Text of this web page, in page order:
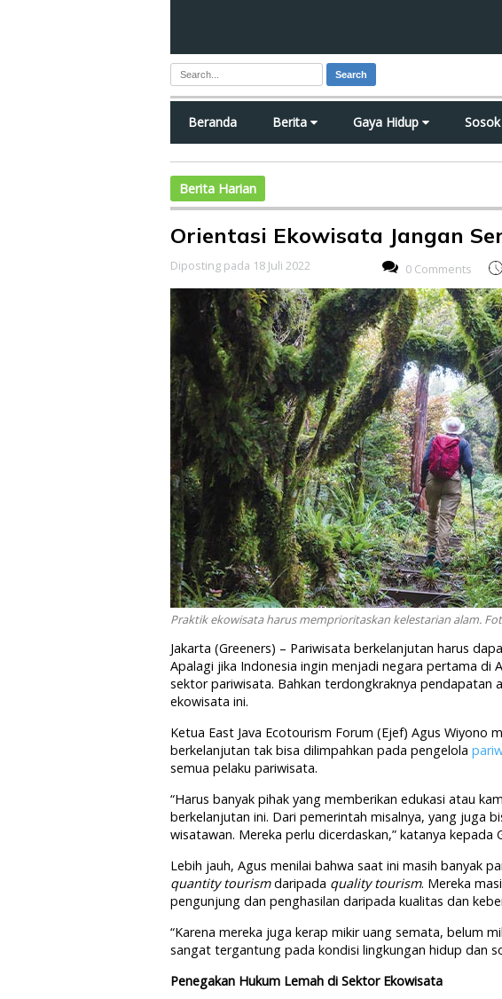
Search
Beranda Berita Gaya Hidup
Berita Harian
Orientasi Ekowisata Jangan
Diposting pada 18 Juli 2022 0 Comments
Praktik ekowisata harus memprioritaskan kelestarian alam.
Jakarta (Greeners) – Pariwisata berkelanjutan harus
Apalagi jika Indonesia ingin menjadi negara pertama di
sektor pariwisata. Bahkan terdongkraknya pendapatan
ekowisata ini.
Ketua East Java Ecotourism Forum (Ejef) Agus Wiyono
berkelanjutan tak bisa dilimpahkan pada pengelola
semua pelaku pariwisata.
“Harus banyak pihak yang memberikan edukasi atau
berkelanjutan ini. Dari pemerintah misalnya, yang juga
wisatawan. Mereka perlu dicerdaskan,” katanya kepada
Lebih jauh, Agus menilai bahwa saat ini masih banyak
quantity tourismdaripada quality tourism. Mereka
pengunjung dan penghasilan daripada kualitas dan
“Karena mereka juga kerap mikir uang semata, belum
sangat tergantung pada kondisi lingkungan hidup dan
Penegakan Hukum Lemah di Sektor Ekowisata